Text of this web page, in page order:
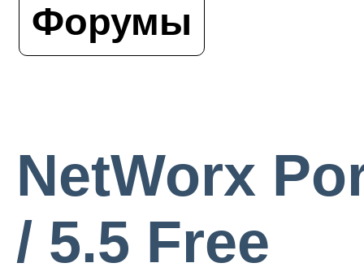
Форумы
NetWorx
/ 5.5 Free